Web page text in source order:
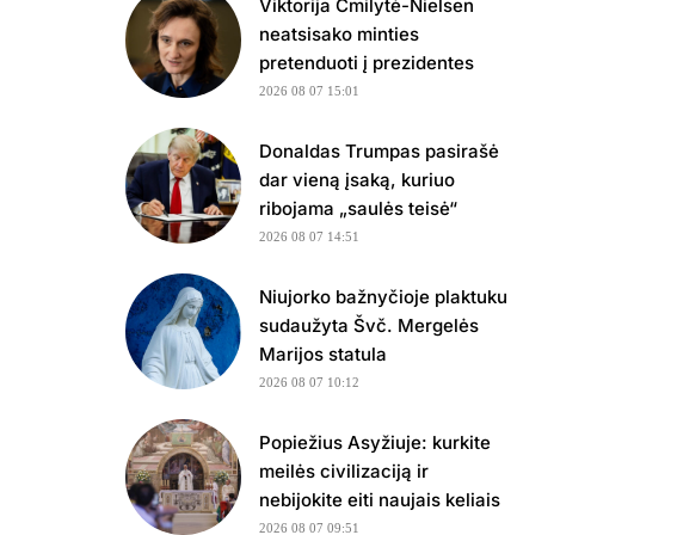
Viktorija Čmilytė-Nielsen
neatsisako minties
pretenduoti į prezidentes
2026 08 07 15:01
Donaldas Trumpas pasirašė
dar vieną įsaką, kuriuo
ribojama „saulės teisė“
2026 08 07 14:51
Niujorko bažnyčioje plaktuku
sudaužyta Švč. Mergelės
Marijos statula
2026 08 07 10:12
Popiežius Asyžiuje: kurkite
meilės civilizaciją ir
nebijokite eiti naujais keliais
2026 08 07 09:51